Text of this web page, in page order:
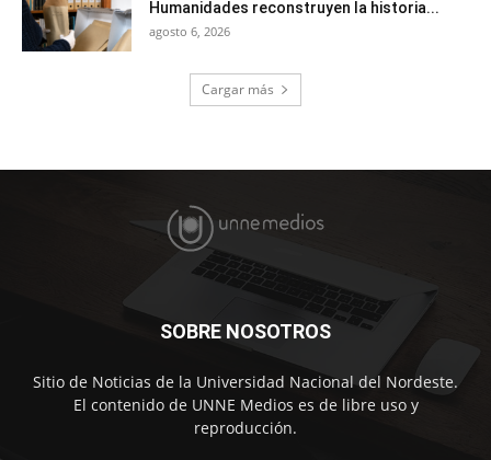
Humanidades reconstruyen la historia...
agosto 6, 2026
Cargar más
SOBRE NOSOTROS
Sitio de Noticias de la Universidad Nacional del Nordeste.
El contenido de UNNE Medios es de libre uso y
reproducción.